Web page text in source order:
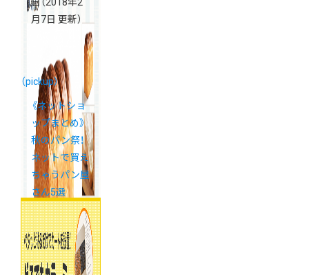
月7日 更新）
（pickup）
《ネットショ
ップまとめ》
秋のパン祭！
ネットで買え
ちゃうパン屋
さん5選